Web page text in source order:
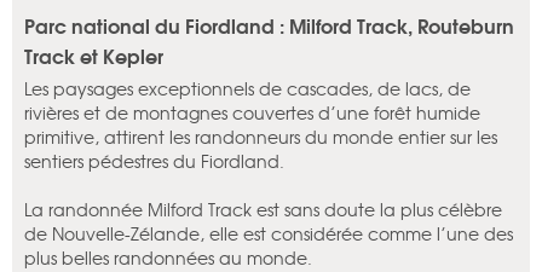
Parc national du Fiordland : Milford Track, Routeburn
Track et Kepler
Les paysages exceptionnels de cascades, de lacs, de
rivières et de montagnes couvertes d’une forêt humide
primitive, attirent les randonneurs du monde entier sur les
sentiers pédestres du Fiordland.
La randonnée Milford Track est sans doute la plus célèbre
de Nouvelle-Zélande, elle est considérée comme l’une des
plus belles randonnées au monde.